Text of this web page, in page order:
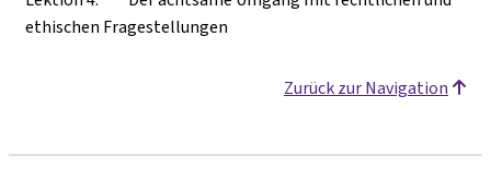
ethischen Fragestellungen
Zurück zur Navigation